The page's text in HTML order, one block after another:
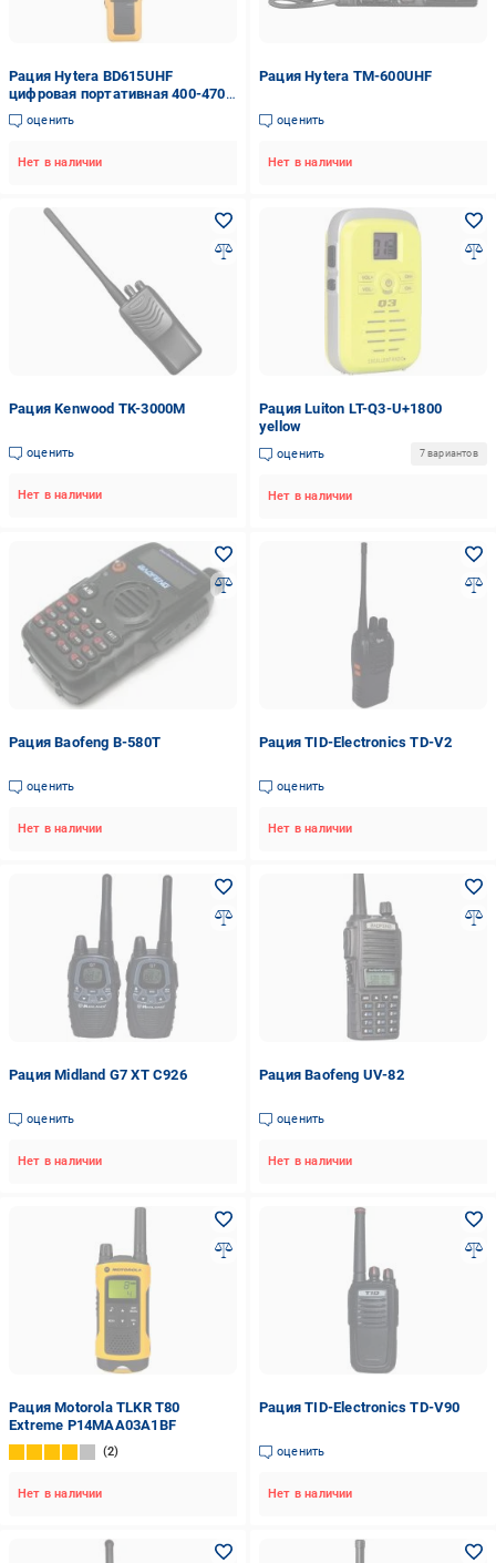
Рация Hytera BD615UHF
цифровая портативная 400-470
МГц 4 Вт 48 каналов
оценить
Нет в наличии
Рация Hytera TM-600UHF
оценить
Нет в наличии
Рация Kenwood TK-3000М
оценить
Нет в наличии
Рация Luiton LT-Q3-U+1800
yellow
оценить 7 вариантов
Нет в наличии
Рация Baofeng B-580T
оценить
Нет в наличии
Рация TID-Electronics TD-V2
оценить
Нет в наличии
Рация Midland G7 XT С926
оценить
Нет в наличии
Рация Baofeng UV-82
оценить
Нет в наличии
Рация Motorola TLKR T80
Extreme P14MAA03A1BF
2
Нет в наличии
Рация TID-Electronics TD-V90
оценить
Нет в наличии